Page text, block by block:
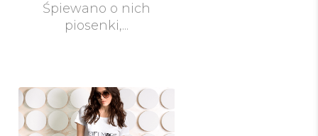
Śpiewano o nich
piosenki,...